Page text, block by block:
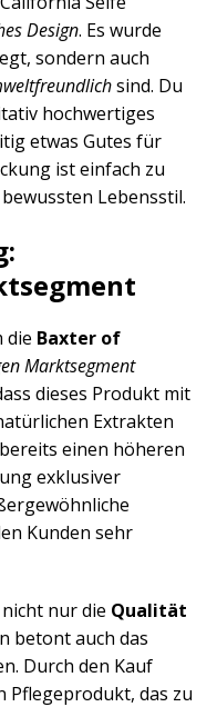
Design. Es wurde
sondern auch
sind. Du
hochwertiges
etwas Gutes für
ist einfach zu
Lebensstil.
die Baxter of
Marktsegment
dieses Produkt mit
Extrakten
einen höheren
exklusiver
Kunden sehr
nur die Qualität
betont auch das
Durch den Kauf
Pflegeprodukt, das zu